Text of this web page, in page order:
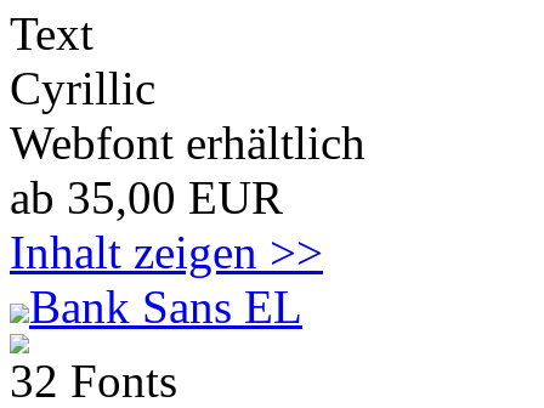
Text
Cyrillic
Webfont erhältlich
ab 35,00 EUR
Inhalt zeigen >>
Bank Sans EL
32 Fonts